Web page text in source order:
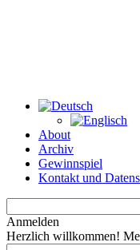
About
Archiv
Gewinnspiel
Kontakt und
Anmelden
Herzlich willkommen!